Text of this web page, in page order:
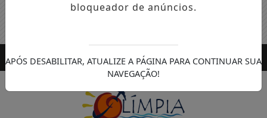
Entrar
bloqueador de anúncios.
APÓS DESABILITAR, ATUALIZE A PÁGINA PARA CONTINUAR SUA
NAVEGAÇÃO!